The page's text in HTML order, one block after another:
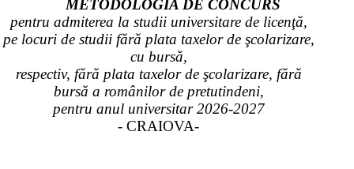
METODOLOGIA DE CONCURS
pentru admiterea la studii universitare de licenţă,
pe locuri de studii fără plata taxelor de şcolarizare,
cu bursă,
respectiv, fără plata taxelor de şcolarizare, fără
bursă a românilor de pretutindeni,
pentru anul universitar 2026-2027
- CRAIOVA-